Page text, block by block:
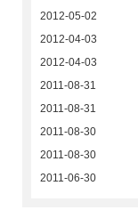
2012-05-02
2012-04-03
2012-04-03
2011-08-31
2011-08-31
2011-08-30
2011-08-30
2011-06-30